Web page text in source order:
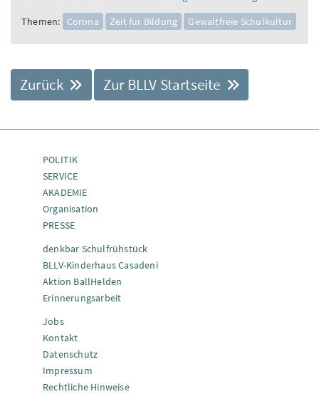
Themen:
Corona Zeit für Bildung Gewaltfreie Schulkultur
Zurück Zur BLLV Startseite
POLITIK
SERVICE
AKADEMIE
Organisation
PRESSE
denkbar Schulfrühstück
BLLV-Kinderhaus Casadeni
Aktion BallHelden
Erinnerungsarbeit
Jobs
Kontakt
Datenschutz
Impressum
Rechtliche Hinweise